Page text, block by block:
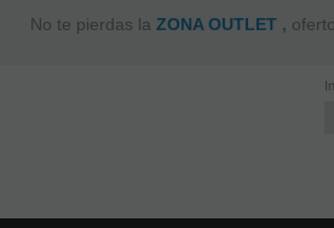
a península a partir de 100€ de compra y